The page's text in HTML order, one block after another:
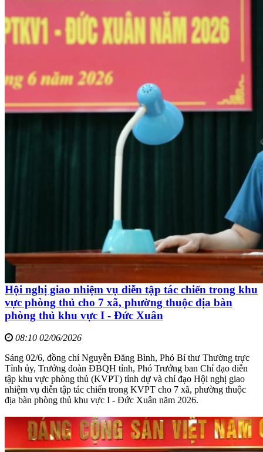
Hội nghị giao nhiệm vụ diễn tập tác chiến trong khu
vực phòng thủ cho 7 xã, phường thuộc địa bàn
phòng thủ khu vực I - Đức Xuân
08:10 02/06/2026
Sáng 02/6, đồng chí Nguyễn Đăng Bình, Phó Bí thư Thường trực
Tỉnh ủy, Trưởng đoàn ĐBQH tỉnh, Phó Trưởng ban Chỉ đạo diễn
tập khu vực phòng thủ (KVPT) tỉnh dự và chỉ đạo Hội nghị giao
nhiệm vụ diễn tập tác chiến trong KVPT cho 7 xã, phường thuộc
địa bàn phòng thủ khu vực I - Đức Xuân năm 2026.